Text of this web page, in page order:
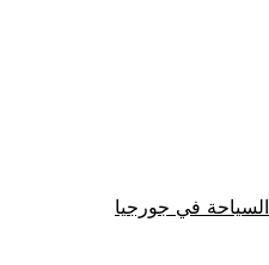
السياحة في جورجيا